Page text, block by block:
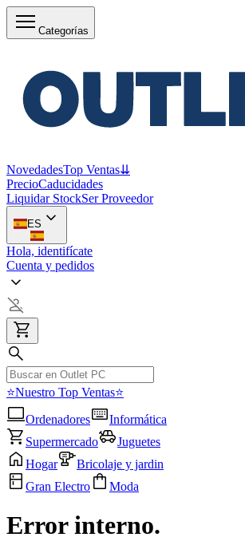
Categorías
NovedadesTop Ventas⇊
PrecioCaducidades
Liquidar StockSer Proveedor
ES
Hola, identifícate
Cuenta y pedidos
⭐Nuestro Top Ventas⭐
Ordenadores
Informática
Supermercado
Juguetes
Hogar
Bricolaje y jardin
Gran Electro
Moda
Error interno.